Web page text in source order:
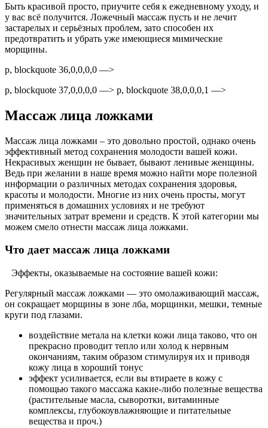
Быть красивой просто, приучите себя к ежедневному уходу, и
у вас всё получится. Ложечный массаж пусть и не лечит
застарелых и серьёзных проблем, зато способен их
предотвратить и убрать уже имеющиеся мимические
морщины.
p, blockquote 36,0,0,0,0 —>
p, blockquote 37,0,0,0,0 —> p, blockquote 38,0,0,0,1 —>
Массаж лица ложками
Массаж лица ложками – это довольно простой, однако очень
эффективный метод сохранения молодости вашей кожи.
Некрасивых женщин не бывает, бывают ленивые женщины.
Ведь при желании в наше время можно найти море полезной
информации о различных методах сохранения здоровья,
красоты и молодости. Многие из них очень просты, могут
применяться в домашних условиях и не требуют
значительных затрат времени и средств. К этой категории мы
можем смело отнести массаж лица ложками.
Что дает массаж лица ложками
Эффекты, оказываемые на состояние вашей кожи:
Регулярный массаж ложками — это омолаживающий массаж,
он сокращает морщины в зоне лба, морщинки, мешки, темные
круги под глазами.
воздействие метала на клетки кожи лица таково, что он
прекрасно проводит тепло или холод к нервным
окончаниям, таким образом стимулируя их и приводя
кожу лица в хороший тонус
эффект усиливается, если вы втираете в кожу с
помощью такого массажа какие-либо полезные вещества
(растительные масла, сыворотки, витаминные
комплексы, глубокоувлажняющие и питательные
вещества и проч.)